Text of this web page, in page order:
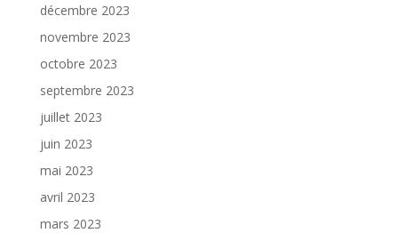
décembre 2023
novembre 2023
octobre 2023
septembre 2023
juillet 2023
juin 2023
mai 2023
avril 2023
mars 2023